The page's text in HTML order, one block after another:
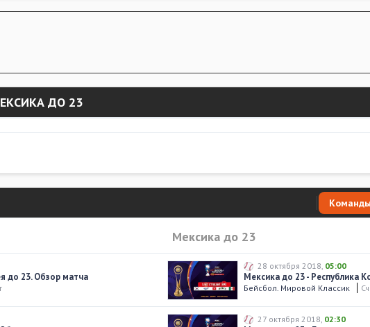
ДО 23
Команды
до 23. Обзор матча
Мексика до 23
28 октября 2018, 05:00
Мексика до 23 - Республика
Бейсбол. Мировой Классик
27 октября 2018, 02:30